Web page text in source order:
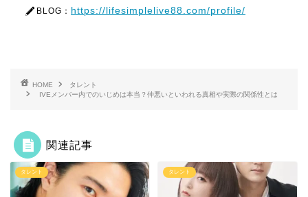
BLOG： https://lifesimplelive88.com/profile/
HOME
タレント
IVEメンバー内でのいじめは本当？仲悪いといわれる真相や実際の関係性とは
関連記事
タレント タレント